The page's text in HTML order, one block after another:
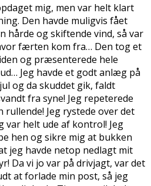
mig, men var helt klart
Den havde muligvis fået
hårde og skiftende vind, så var
færten kom fra… Den tog et
og præsenterede hele
Jeg havde et godt anlæg på
og da skuddet gik, faldt
fra syne! Jeg repeterede
Jeg rystede over det
helt ude af kontrol! Jeg
hen og sikre mig at bukken
jeg havde netop nedlagt mit
Da vi jo var på drivjagt, var det
at forlade min post, så jeg